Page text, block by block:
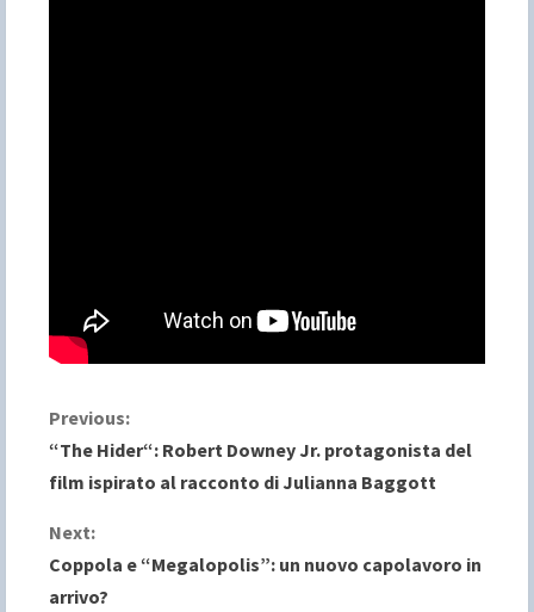
C
o
n
t
Previous:
“The Hider“: Robert Downey Jr. protagonista del
film ispirato al racconto di Julianna Baggott
Next:
Coppola e “Megalopolis”: un nuovo capolavoro in
arrivo?